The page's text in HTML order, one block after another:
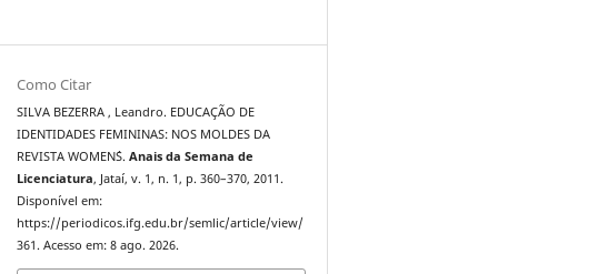
Como Citar
SILVA BEZERRA , Leandro. EDUCAÇÃO DE
IDENTIDADES FEMININAS: NOS MOLDES DA
REVISTA WOMEN´S.Anais da Semana de
Licenciatura, Jataí, v. 1, n. 1, p. 360–370, 2011.
Disponível em:
https://periodicos.ifg.edu.br/semlic/article/view/
361. Acesso em: 8 ago. 2026.